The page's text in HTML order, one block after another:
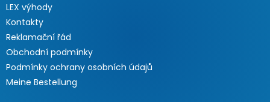
LEX výhody
Kontakty
Reklamační řád
Obchodní podmínky
Podmínky ochrany osobních údajů
Meine Bestellung